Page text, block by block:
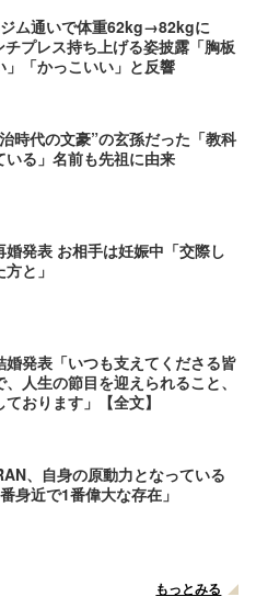
ム通いで体重62kg→82kgに
プレス持ち上げる姿披露「胸板
」「かっこいい」と反響
時代の文豪”の玄孫だった「教科
いる」名前も先祖に由来
婚発表 お相手は妊娠中「交際し
と」
婚発表「いつも支えてくださる皆
人生の節目を迎えられること、
おります」【全文】
、自身の原動力となっている
身近で1番偉大な存在」
もっとみる